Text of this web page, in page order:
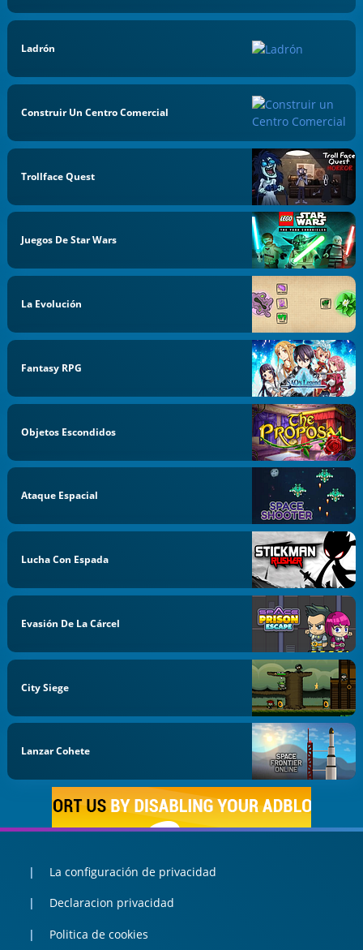
Ladrón
Construir Un Centro Comercial
Trollface Quest
Juegos De Star Wars
La Evolución
Fantasy RPG
Objetos Escondidos
Ataque Espacial
Lucha Con Espada
Evasión De La Cárcel
City Siege
Lanzar Cohete
La configuración de privacidad
Declaracion privacidad
Politica de cookies